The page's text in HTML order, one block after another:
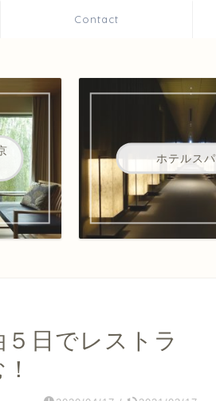
Contact
ホテルスパ
日でレストラ